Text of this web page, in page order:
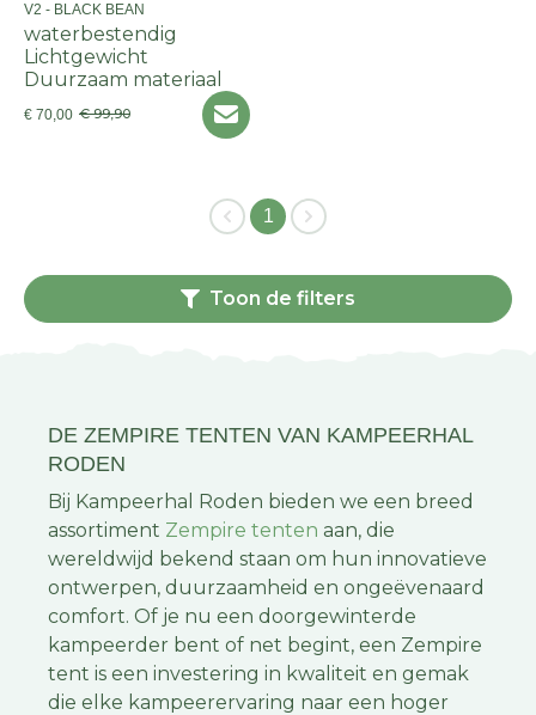
V2 - BLACK BEAN
waterbestendig
Lichtgewicht
Duurzaam materiaal
€ 70,00 € 99,90
1
Toon de filters
DE ZEMPIRE TENTEN VAN KAMPEERHAL
RODEN
Bij Kampeerhal Roden bieden we een breed
assortiment Zempire tenten aan, die
wereldwijd bekend staan om hun innovatieve
ontwerpen, duurzaamheid en ongeëvenaard
comfort. Of je nu een doorgewinterde
kampeerder bent of net begint, een Zempire
tent is een investering in kwaliteit en gemak
die elke kampeerervaring naar een hoger